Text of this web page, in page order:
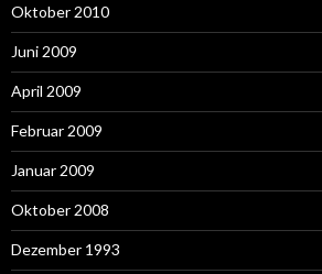
Oktober 2010
Juni 2009
April 2009
Februar 2009
Januar 2009
Oktober 2008
Dezember 1993